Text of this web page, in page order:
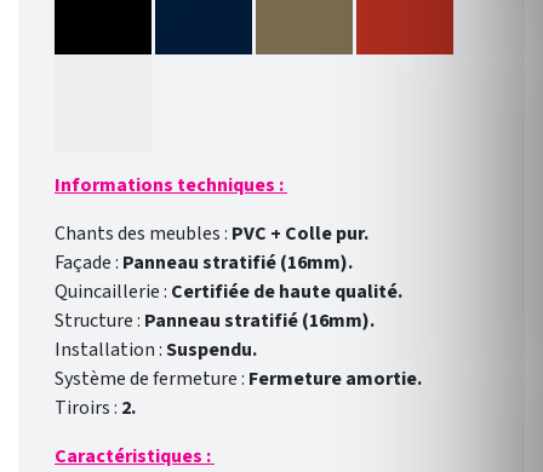
Informations techniques :
Chants des meubles : PVC + Colle pur.
Façade : Panneau stratifié (16mm).
Quincaillerie : Certifiée de haute qualité.
Structure : Panneau stratifié (16mm).
Installation :Suspendu.
Système de fermeture : Fermeture amortie.
Tiroirs : 2.
Caractéristiques :